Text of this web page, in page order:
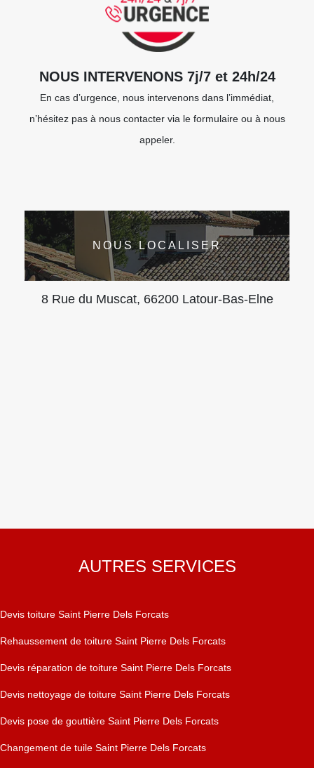
NOUS INTERVENONS 7j/7 et 24h/24
En cas d’urgence, nous intervenons dans l’immédiat,
n’hésitez pas à nous contacter via le formulaire ou à nous
appeler.
NOUS LOCALISER
8 Rue du Muscat, 66200 Latour-Bas-Elne
AUTRES SERVICES
Devis toiture Saint Pierre Dels Forcats
Rehaussement de toiture Saint Pierre Dels Forcats
Devis réparation de toiture Saint Pierre Dels Forcats
Devis nettoyage de toiture Saint Pierre Dels Forcats
Devis pose de gouttière Saint Pierre Dels Forcats
Changement de tuile Saint Pierre Dels Forcats